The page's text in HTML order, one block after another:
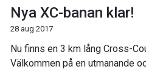
Nya XC-banan klar!
28 aug 2017
Nu finns en 3 km lång Cross-
Välkommen på en utmanande